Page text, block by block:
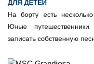
ДЛЯ ДЕТЕЙ
На борту есть
Юные
записать собственную